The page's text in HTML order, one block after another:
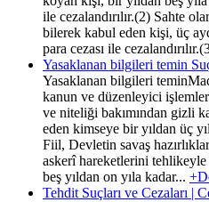
ile cezalandırılır.(2) Sahte
bilerek kabul eden kişi, üç
para cezası ile
Yasaklanan bilgileri temin
Yasaklanan bilgileri
kanun ve düzenleyici
ve niteliği bakımından gizli
eden kimseye bir yıldan üç
Fiil, Devletin savaş
askerî hareketlerini tehlikeyle
beş yıldan on yıla kadar...
Tehdit Suçları ve Cezaları |